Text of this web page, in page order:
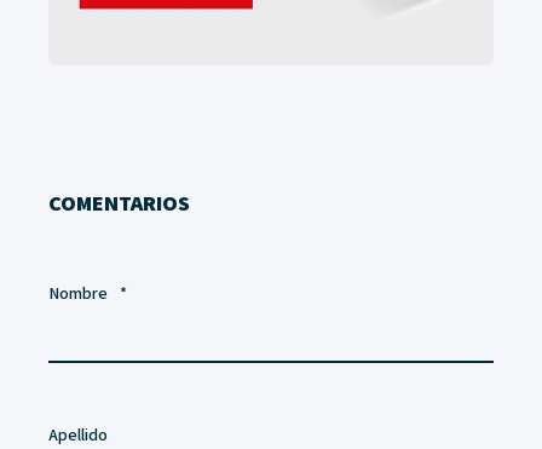
COMENTARIOS
Nombre *
Apellido